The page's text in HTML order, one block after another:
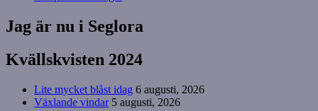
Jag är nu i Seglora
Kvällskvisten 2024
Lite mycket blåst idag 6 augusti, 2026
Växlande vindar 5 augusti, 2026